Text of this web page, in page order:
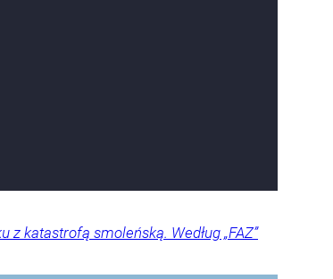
katastrofą smoleńską. Według „FAZ”